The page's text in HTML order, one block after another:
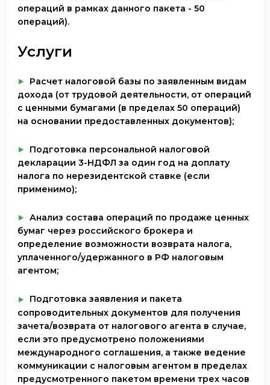
операций в рамках данного пакета - 50
операций).
Услуги
Расчет налоговой базы по заявленным видам
дохода (от трудовой деятельности, от операций
с ценными бумагами (в пределах 50 операций)
на основании предоставленных документов);
Подготовка персональной налоговой
декларации 3-НДФЛ за один год на доплату
налога по нерезидентской ставке (если
применимо);
Анализ состава операций по продаже ценных
бумаг через российского брокера и
определение возможности возврата налога,
уплаченного/удержанного в РФ налоговым
агентом;
Подготовка заявления и пакета
сопроводительных документов для получения
зачета/возврата от налогового агента в случае,
если это предусмотрено положениями
международного соглашения, а также ведение
коммуникации с налоговым агентом в пределах
предусмотренного пакетом времени трех часов